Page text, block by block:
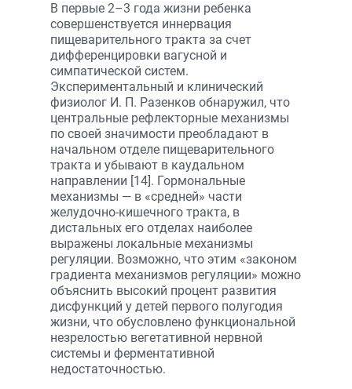
В первые 2–3 года жизни ребенка
совершенствуется иннервация
пищеварительного тракта за счет
дифференцировки вагусной и
симпатической систем.
Экспериментальный и клинический
физиолог И. П. Разенков обнаружил, что
центральные рефлекторные механизмы
по своей значимости преобладают в
начальном отделе пищеварительного
тракта и убывают в каудальном
направлении [14]. Гормональные
механизмы — в «средней» части
желудочно-кишечного тракта, в
дистальных его отделах наиболее
выражены локальные механизмы
регуляции. Возможно, что этим «законом
градиента механизмов регуляции» можно
объяснить высокий процент развития
дисфункций у детей первого полугодия
жизни, что обусловлено функциональной
незрелостью вегетативной нервной
системы и ферментативной
недостаточностью.